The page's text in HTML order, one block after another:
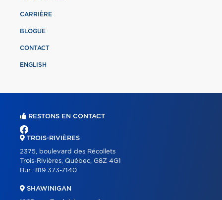
CARRIÈRE
BLOGUE
CONTACT
ENGLISH
RESTONS EN CONTACT
TROIS-RIVIÈRES
2375, boulevard des Récollets
Trois-Rivières, Québec, G8Z 4G1
Bur.: 819 373-7140
SHAWINIGAN